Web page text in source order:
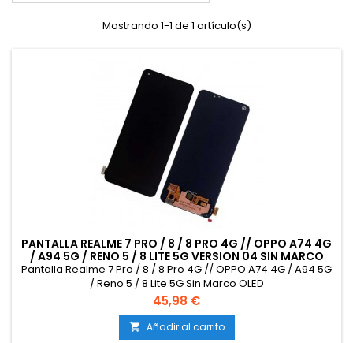
Mostrando 1-1 de 1 artículo(s)
PANTALLA REALME 7 PRO / 8 / 8 PRO 4G // OPPO A74 4G
/ A94 5G / RENO 5 / 8 LITE 5G VERSION 04 SIN MARCO
OLED
Pantalla Realme 7 Pro / 8 / 8 Pro 4G // OPPO A74 4G / A94 5G
/ Reno 5 / 8 Lite 5G Sin Marco OLED
Precio
45,98 €
 Añadir al carrito